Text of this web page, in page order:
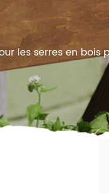
les serres en bois